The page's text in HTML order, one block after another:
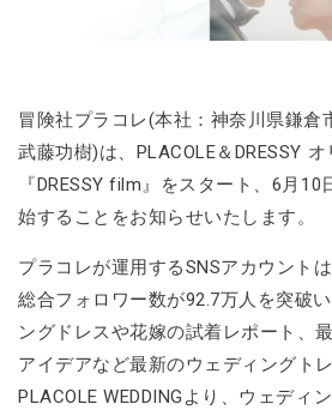
冒険社プラコレ(本社：神奈川県鎌倉
武藤功樹)は、PLACOLE＆DRESSY
『DRESSY film』をスタート、6月
始することをお知らせいたします。
プラコレが運用するSNSアカウント
総合フォロワー数が92.7万人を突破
ングドレスや花嫁の試着レポート、
アイデアなど最新のウェディングト
PLACOLE WEDDINGより、ウェディ